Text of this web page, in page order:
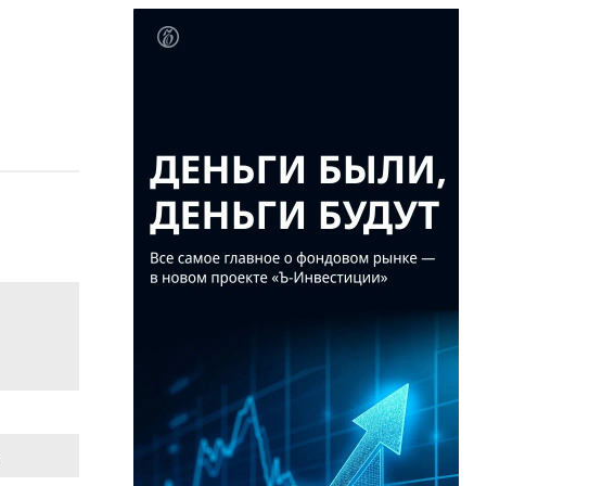
Прирост
2012/2011